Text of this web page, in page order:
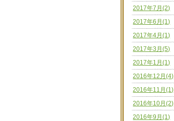
2017年7月(2)
2017年6月(1)
2017年4月(1)
2017年3月(5)
2017年1月(1)
2016年12月(4)
2016年11月(1)
2016年10月(2)
2016年9月(1)